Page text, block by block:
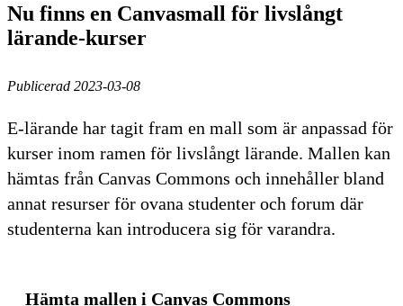
Nu finns en Canvasmall för livslångt
lärande-kurser
Publicerad 2023-03-08
E-lärande har tagit fram en mall som är anpassad för
kurser inom ramen för livslångt lärande. Mallen kan
hämtas från Canvas Commons och innehåller bland
annat resurser för ovana studenter och forum där
studenterna kan introducera sig för varandra.
Hämta mallen i Canvas Commons